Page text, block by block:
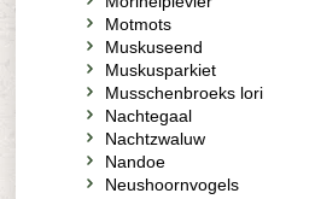
Motmots
Muskuseend
Muskusparkiet
Musschenbroeks lori
Nachtegaal
Nachtzwaluw
Nandoe
Neushoornvogels